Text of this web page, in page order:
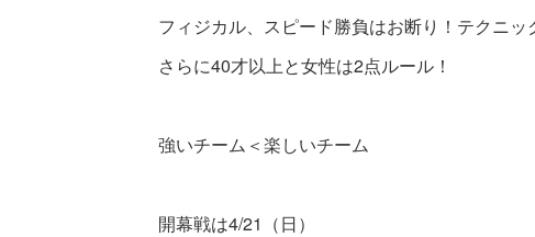
フィジカル、スピード勝負はお断り！テクニッ
さらに40才以上と女性は2点ルール！
強いチーム＜楽しいチーム
開幕戦は4/21（日）